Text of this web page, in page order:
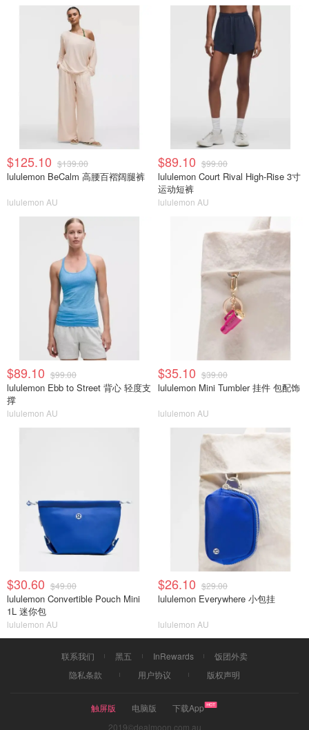
$125.10 $139.00
lululemon BeCalm 高腰百褶阔腿裤
lululemon AU
$89.10 $99.00
lululemon Court Rival High-Rise 3寸
运动短裤
lululemon AU
$89.10 $99.00
lululemon Ebb to Street 背心 轻度支
撑
lululemon AU
$35.10 $39.00
lululemon Mini Tumbler 挂件 包配饰
lululemon AU
$30.60 $49.00
lululemon Convertible Pouch Mini
1L 迷你包
lululemon AU
$26.10 $29.00
lululemon Everywhere 小包挂
lululemon AU
联系我们 黑五 InRewards
饭团外卖
隐私条款
用户协议 版权声明
触屏版 电脑版
下载App
2019©dealmoon.com.au